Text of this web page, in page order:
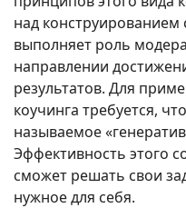
над конструированием
выполняет роль
направлении
результатов. Для
коучинга требуется,
называемое
Эффективность этого
сможет решать свои
нужное для себя.